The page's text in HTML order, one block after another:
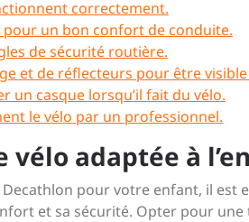
correctement.
un bon confort de conduite.
de sécurité routière.
et de réflecteurs pour être
un casque lorsqu’il fait du vélo.
le vélo par un professionnel.
adaptée à
pour votre enfant, il est
et sa sécurité. Opter pour une